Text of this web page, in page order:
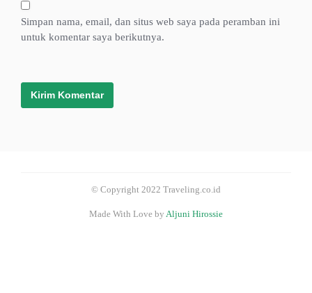
Simpan nama, email, dan situs web saya pada peramban ini
untuk komentar saya berikutnya.
© Copyright 2022 Traveling.co.id
Made With Love by Aljuni Hirossie